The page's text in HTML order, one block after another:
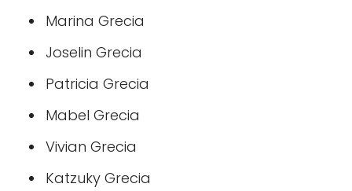
Marina Grecia
Joselin Grecia
Patricia Grecia
Mabel Grecia
Vivian Grecia
Katzuky Grecia